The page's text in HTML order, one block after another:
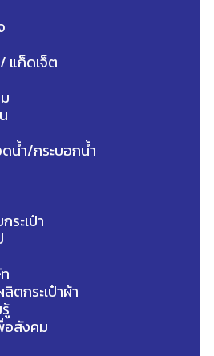
แก็ดเจ็ต
น้ำ/กระบอกน้ำ
ระเป๋า
ตกระเป๋าผ้า
อสังคม